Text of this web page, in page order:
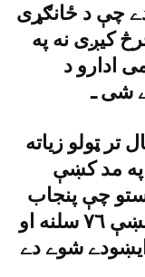
چې د ځانګړى
کيږى نه په
ادارو د
ټولو زياته
په مد کښې
چې پنجاب
کښې ٨٥ سلنه، خيبرپښتونخوا کښې ٧٦ سلنه او
فنډز ايښودے شوے دے